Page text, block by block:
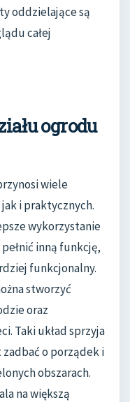
oddzielające są
całej
ogrodu
wiele
i praktycznych.
wykorzystanie
inną funkcję,
funkcjonalny.
stworzyć
oraz
Taki układ sprzyja
zadbać o porządek i
obszarach.
na większą